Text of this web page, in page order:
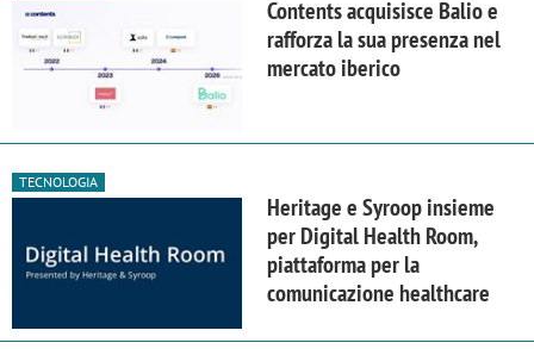
Contents acquisisce Balio e
rafforza la sua presenza nel
mercato iberico
TECNOLOGIA
Heritage e Syroop insieme
per Digital Health Room,
piattaforma per la
comunicazione healthcare